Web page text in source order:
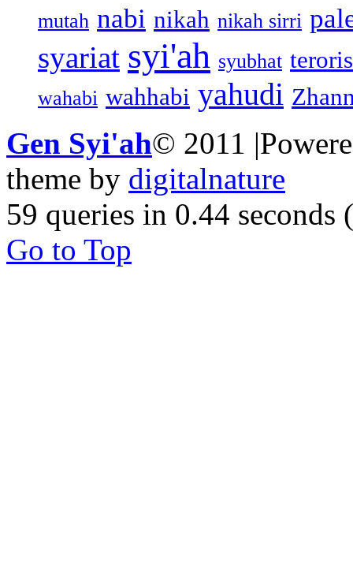
mutah nabi nikah nikah sirri
syariat syi'ah syubhat teroris
wahabi wahhabi yahudi
Gen Syi'ah© 2011
theme by digitalnature
59 queries in 0.44 seconds
Go to Top